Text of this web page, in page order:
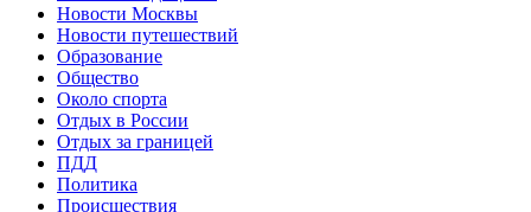
Новости Москвы
Новости путешествий
Образование
Общество
Около спорта
Отдых в России
Отдых за границей
ПДД
Политика
Происшествия